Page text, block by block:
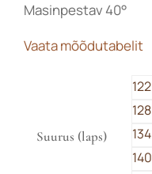
Masinpestav 40°
Vaata mõõdutabelit
Suurus (laps)
122
128
134
140